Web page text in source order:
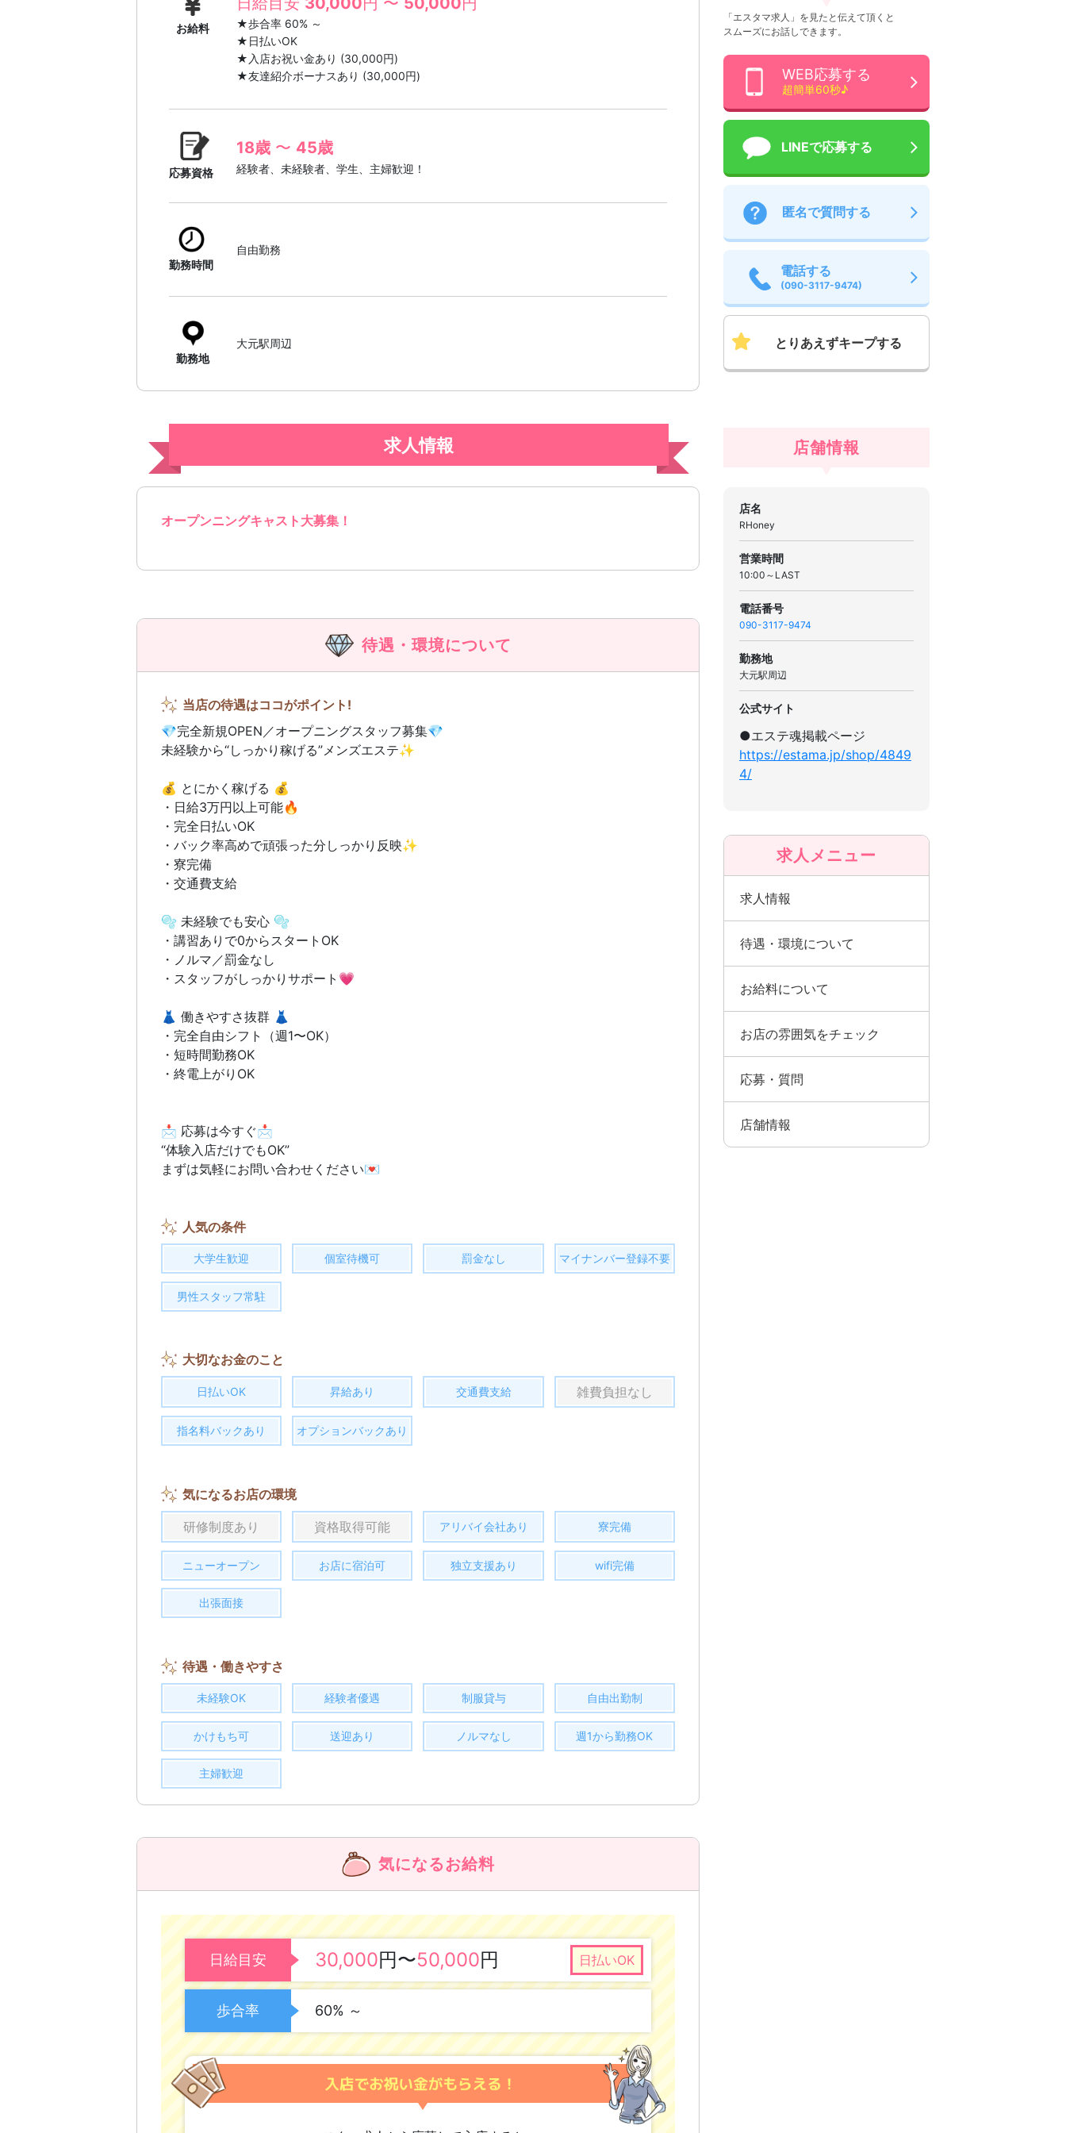
お給料
★歩合率 60% ～
★日払いOK
★入店お祝い金あり (30,000円)
★友達紹介ボーナスあり (30,000円)
応募資格
18歳 〜 45歳
経験者、未経験者、学生、主婦歓迎！
勤務時間
自由勤務
勤務地
大元駅周辺
求人情報
オープンニングキャスト大募集！
待遇・環境について
当店の待遇はココがポイント!
💎完全新規OPEN／オープニングスタッフ募集💎
未経験から“しっかり稼げる”メンズエステ✨
💰 とにかく稼げる 💰
・日給3万円以上可能🔥
・完全日払いOK
・バック率高めで頑張った分しっかり反映✨
・寮完備
・交通費支給
🫧 未経験でも安心 🫧
・講習ありで0からスタートOK
・ノルマ／罰金なし
・スタッフがしっかりサポート💗
👗 働きやすさ抜群 👗
・完全自由シフト（週1〜OK）
・短時間勤務OK
・終電上がりOK
📩 応募は今すぐ📩
“体験入店だけでもOK”
まずは気軽にお問い合わせください💌
人気の条件
大学生歓迎 個室待機可 罰金なし マイナンバー登録不要
男性スタッフ常駐
大切なお金のこと
日払いOK 昇給あり 交通費支給 雑費負担なし
指名料バックあり オプションバックあり
気になるお店の環境
研修制度あり 資格取得可能 アリバイ会社あり 寮完備
ニューオープン お店に宿泊可 独立支援あり wifi完備
出張面接
待遇・働きやすさ
未経験OK 経験者優遇 制服貸与 自由出勤制
かけもち可 送迎あり ノルマなし 週1から勤務OK
主婦歓迎
気になるお給料
日払いOK
日給目安 30,000円〜50,000円
歩合率 60% ～
「エスタマ求人」を見たと伝えて頂くと
スムーズにお話しできます。
WEB応募する
超簡単60秒♪
LINEで応募する
匿名で質問する
電話する
(090-3117-9474)
とりあえずキープする
店舗情報
店名
RHoney
営業時間
10:00～LAST
電話番号
090-3117-9474
勤務地
大元駅周辺
公式サイト
●エステ魂掲載ページ
https://estama.jp/shop/4849
4/
求人メニュー
求人情報
待遇・環境について
お給料について
お店の雰囲気をチェック
応募・質問
店舗情報